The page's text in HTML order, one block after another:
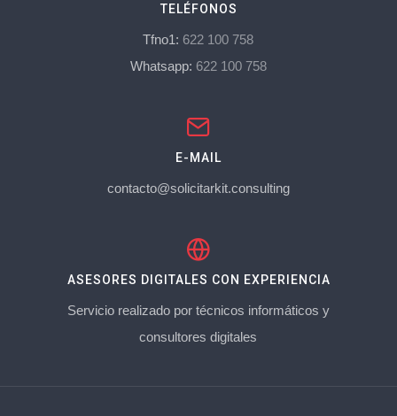
TELÉFONOS
Tfno1: 622 100 758
Whatsapp: 622 100 758
E-MAIL
contacto@solicitarkit.consulting
ASESORES DIGITALES CON EXPERIENCIA
Servicio realizado por técnicos informáticos y
consultores digitales